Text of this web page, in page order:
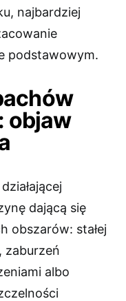
najbardziej
podstawowym.
objaw
dającą się
obszarów: stałej
zaburzeń
albo